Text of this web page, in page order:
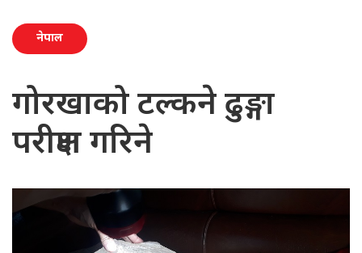
नेपाल
गोरखाको टल्कने ढुङ्गा
परीक्षण गरिने